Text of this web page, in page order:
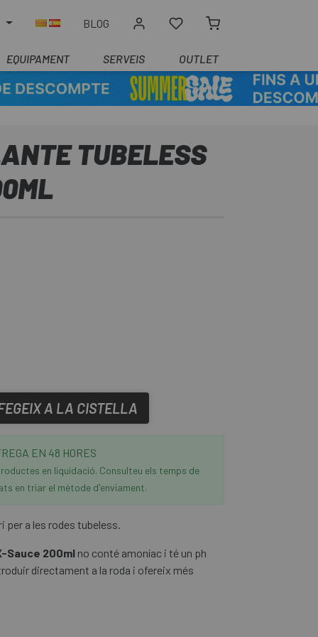
BLOG
EQUIPAMENT SERVEIS OUTLET
TUBELESS
A LA CISTELLA
EN 48 HORES
en liquidació. Consulteu els temps de
en triar el mètode d'enviament.
a les rodes tubeless.
Sauce 200ml no conté amoníac i té un ph
directament a la roda i ofereix més